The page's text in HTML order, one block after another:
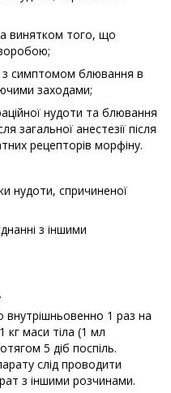
винятком того, що
з симптомом блювання в
заходами;
нудоти та блювання
загальної анестезії після
рецепторів морфіну.
нудоти, спричиненої
з іншими
внутрішньовенно 1 раз на
кг маси тіла (1 мл
5 діб поспіль.
слід проводити
з іншими розчинами.